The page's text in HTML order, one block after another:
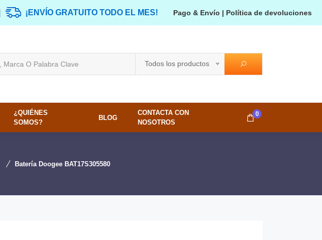
¡ENVÍO GRATUITO TODO EL MES! Pago & Envío | Política de devoluciones
Todos los productos
¿QUIÉNES
SOMOS?
BLOG
CONTACTA CON
NOSOTROS
0
Batería Doogee BAT17S305580